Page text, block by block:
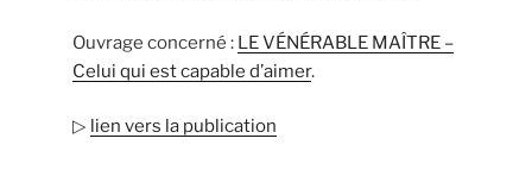
Ouvrage concerné : LE VÉNÉRABLE MAÎTRE –
Celui qui est capable d’aimer.
▷ lien vers la publication